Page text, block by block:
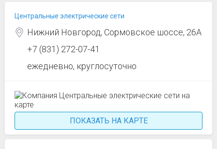
Центральные электрические сети
Нижний Новгород, Сормовское шоссе, 26А
+7 (831) 272-07-41
ежедневно, круглосуточно
ПОКАЗАТЬ НА КАРТЕ